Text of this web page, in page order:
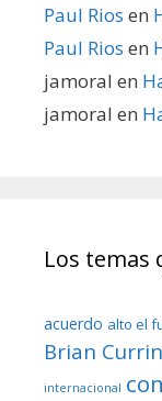
Paul Rios en
Paul Rios en
jamoral en
jamoral en
Los temas
acuerdo alto el
Brian Currin
internacional